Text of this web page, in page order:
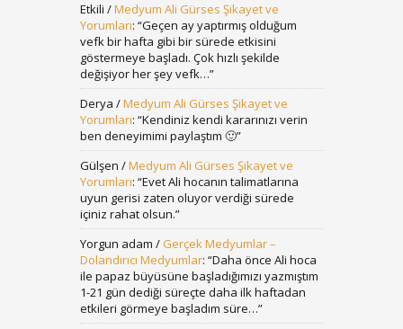
Etkili /Medyum Ali Gürses Şikayet ve
Yorumları: “Geçen ay yaptırmış olduğum
vefk bir hafta gibi bir sürede etkisini
göstermeye başladı. Çok hızlı şekilde
değişiyor her şey vefk…”
Derya /Medyum Ali Gürses Şikayet ve
Yorumları: “Kendiniz kendi kararınızı verin
ben deneyimimi paylaştım 🙂”
Gülşen /Medyum Ali Gürses Şikayet ve
Yorumları: “Evet Ali hocanın talimatlarına
uyun gerisi zaten oluyor verdiği sürede
içiniz rahat olsun.”
Yorgun adam / Gerçek Medyumlar –
Dolandırıcı Medyumlar: “Daha önce Ali hoca
ile papaz büyüsüne başladığımızı yazmıştım
1-21 gün dediği süreçte daha ilk haftadan
etkileri görmeye başladım süre…”